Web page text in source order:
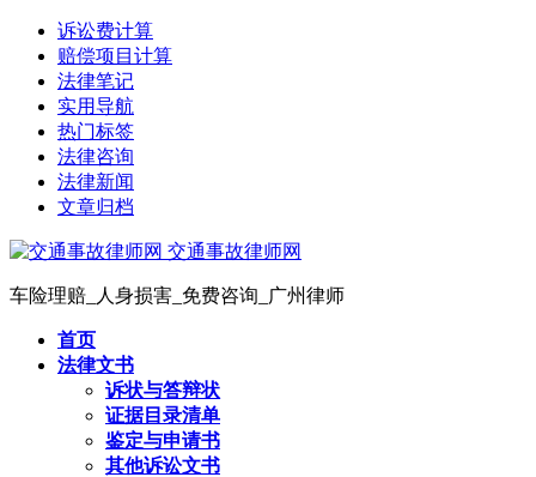
诉讼费计算
赔偿项目计算
法律笔记
实用导航
热门标签
法律咨询
法律新闻
文章归档
交通事故律师网
车险理赔_人身损害_免费咨询_广州律师
首页
法律文书
诉状与答辩状
证据目录清单
鉴定与申请书
其他诉讼文书